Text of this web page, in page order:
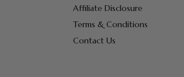
Affiliate Disclosure
Terms & Conditions
Contact Us